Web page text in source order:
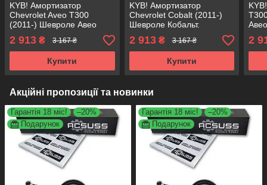
KYB! Амортизатор
Chevrolet Aveo T300
(2011-) Шевроле Авео
Т300. Передній. Правий.
3330041 , JGM1337SR
Каяба
2 913 ₴ 3 167 ₴
Купити
KYB! Амортизатор
Chevrolet Cobalt (2011-)
Шевроле Кобальт.
Передній. Правий.
3330041 , JGM1337SR
Каяба
2 913₴ 3 167 ₴
Купити
2
Акційні пропозиції та новинки
Гарантія 18 міс!
–20%
Подарунок
Гарантія 18 міс!
–20%
Подарунок